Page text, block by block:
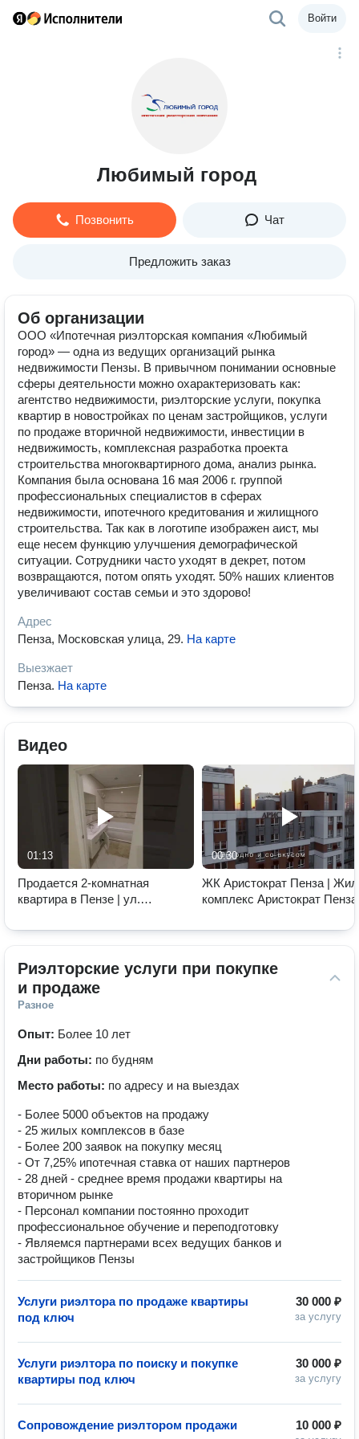
Войти
Любимый город
Позвонить Чат
Предложить заказ
Об организации
ООО «Ипотечная риэлторская компания «Любимый
город» — одна из ведущих организаций рынка
недвижимости Пензы. В привычном понимании основные
сферы деятельности можно охарактеризовать как:
агентство недвижимости, риэлторские услуги, покупка
квартир в новостройках по ценам застройщиков, услуги
по продаже вторичной недвижимости, инвестиции в
недвижимость, комплексная разработка проекта
строительства многоквартирного дома, анализ рынка.
Компания была основана 16 мая 2006 г. группой
профессиональных специалистов в сферах
недвижимости, ипотечного кредитования и жилищного
строительства. Так как в логотипе изображен аист, мы
еще несем функцию улучшения демографической
ситуации. Сотрудники часто уходят в декрет, потом
возвращаются, потом опять уходят. 50% наших клиентов
увеличивают состав семьи и это здорово!
Адрес
Пенза, Московская улица, 29. На карте
Выезжает
Пенза. На карте
Видео
01:13
Продается 2-комнатная
квартира в Пензе | ул.
00:30
ЖК Аристократ Пенза |
комплекс Аристократ Пенза
Риэлторские услуги при покупке
и продаже
Разное
Опыт: Более 10 лет
Дни работы: по будням
Место работы: по адресу и на выездах
- Более 5000 объектов на продажу
- 25 жилых комплексов в базе
- Более 200 заявок на покупку месяц
- От 7,25% ипотечная ставка от наших партнеров
- 28 дней - среднее время продажи квартиры на
вторичном рынке
- Персонал компании постоянно проходит
профессиональное обучение и переподготовку
- Являемся партнерами всех ведущих банков и
застройщиков Пензы
30 000 ₽
за услугу
Услуги риэлтора по продаже квартиры
под ключ
30 000 ₽
за услугу
Услуги риэлтора по поиску и покупке
квартиры под ключ
10 000 ₽
Сопровождение риэлтором продажи